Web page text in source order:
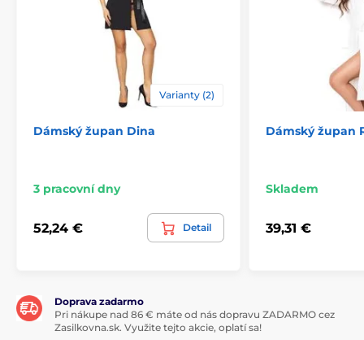
Varianty (2)
Dámský župan Dina
3 pracovní dny
52,24 € Detail
Dámský župan
Skladem
39,31 €
Doprava zadarmo
Pri nákupe nad 86 € máte od nás dopravu ZADARMO cez
Zasilkovna.sk. Využite tejto akcie, oplatí sa!